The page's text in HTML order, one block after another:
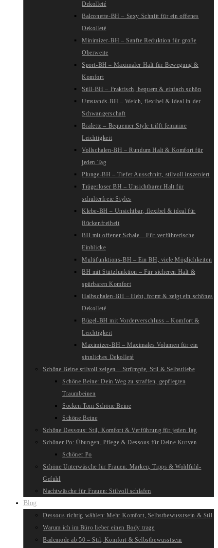
Dekolleté
Balconette-BH – Sexy Schnitt für ein offenes
Dekolleté
Minimizer-BH – Sanfte Reduktion für große
Oberweite
Sport-BH – Maximaler Halt für Bewegung &
Komfort
Still-BH – Praktisch, bequem & einfach schön
Umstands-BH – Weich, flexibel & ideal in der
Schwangerschaft
Bralette – Bequemer Style trifft feminine
Leichtigkeit
Vollschalen-BH – Rundum Halt & Komfort für
jeden Tag
Plunge-BH – Tiefer Ausschnitt, stilvoll inszeniert
Trägerloser BH – Unsichtbarer Halt für
schulterfreie Styles
Klebe-BH – Unsichtbar, flexibel & ideal für
Rückenfreiheit
BH mit offener Schale – Für verführerische
Einblicke
Multifunktions-BH – Ein BH, viele Möglichkeiten
BH mit Stützfunktion – Für sicheren Halt &
spürbaren Komfort
Halbschalen-BH – Hebt, formt & zeigt ein schönes
Dekolleté
Bügel-BH mit Vorderverschluss – Komfort &
Leichtigkeit
Maximizer-BH – Maximales Volumen für ein
sinnliches Dekolleté
Schöne Beine stilvoll zeigen – Strümpfe, Stil & Selbstliebe
Schöne Beine: Dein Weg zu straffen, gepflegten
Traumbeinen
Socken Toni Schöne Beine
Schöne Beine
Schöne Dessous: Stil, Komfort & Verführung für jeden Tag
Schöner Po: Übungen, Pflege & Dessous für Deine Kurven
Schöner Po
Schöne Unterwäsche für Frauen: Marken, Tipps & Wohlfühl-
Gefühl
Nachtwäsche für Frauen: Stilvoll schlafen
Blog
Dessous richtig wählen: Mehr Komfort, Selbstbewusstsein & Stil
Warum ich im Büro lieber einen Body trage
Bademode ab 50 – Stil, Komfort & Selbstbewusstsein